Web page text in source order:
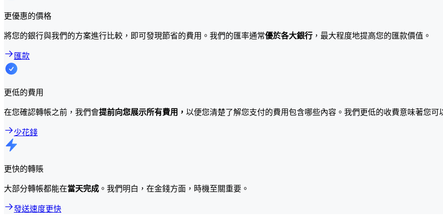
更優惠的價格
將您的銀行與我們的方案進行比較，即可發現節省的費用。我們的匯率通常優於各大銀行 ，最大程度地提高您的匯款價值。
匯款
更低的費用
在您確認轉帳之前，我們會提前向您展示所有費用， 以便您清楚了解您支付的費用包含哪些內容。我們更低的收費意味著您可
少花錢
更快的轉賬
大部分轉帳都能在當天完成 。我們明白，在金錢方面，時機至關重要。
發送速度更快